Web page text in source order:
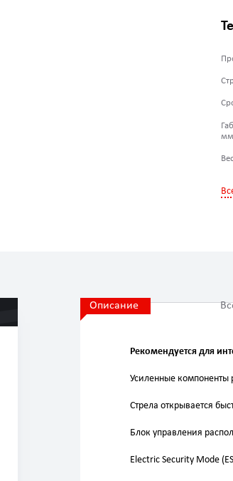
Описание
Рекомендуется для
Усиленные компоненты
Стрела открывается
Блок управления
Electric Security Mode